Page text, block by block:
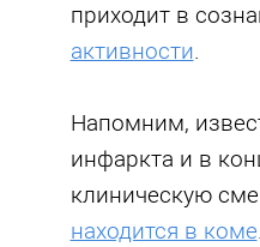
приходит в
активности.
Напомним,
инфаркта и в
клиническую
находится в коме.